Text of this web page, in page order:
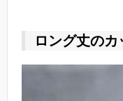
ロング丈の